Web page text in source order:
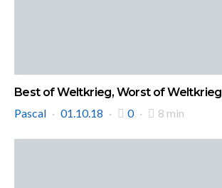
Best of Weltkrieg, Worst of Weltkrieg
Pascal
01.10.18 0 8 min